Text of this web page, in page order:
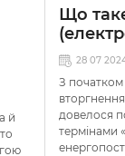
й
Що
28 07
З
вторгнення
довелося
термінами